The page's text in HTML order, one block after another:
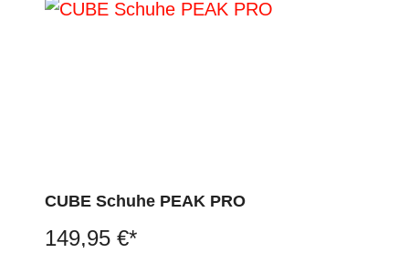
CUBE Schuhe PEAK PRO
149,95 €*